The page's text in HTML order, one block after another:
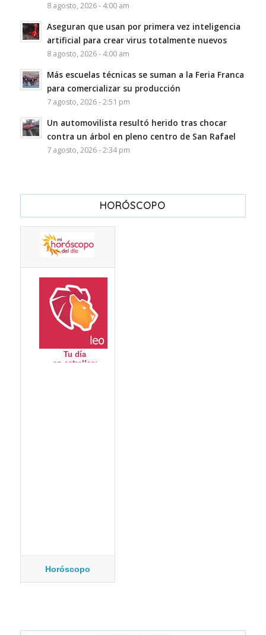
8 agosto, 2026 - 4:00 am
Aseguran que usan por primera vez inteligencia
artificial para crear virus totalmente nuevos
8 agosto, 2026 - 4:00 am
Más escuelas técnicas se suman a la Feria Franca
para comercializar su producción
7 agosto, 2026 - 2:51 pm
Un automovilista resultó herido tras chocar
contra un árbol en pleno centro de San Rafael
7 agosto, 2026 - 2:34 pm
HORÓSCOPO
Horóscopo